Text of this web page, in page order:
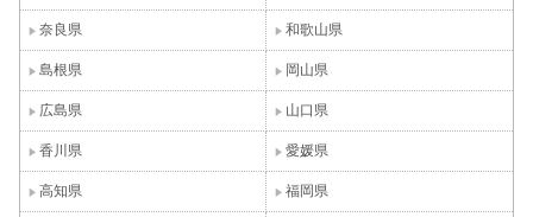
奈良県 和歌山県
島根県 岡山県
広島県 山口県
香川県 愛媛県
高知県 福岡県